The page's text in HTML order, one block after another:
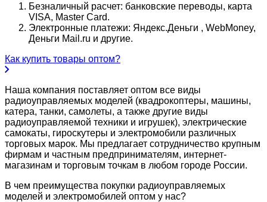
Безналичный расчет: банковские переводы, карта
VISA, Master Card.
Электронные платежи: Яндекс.Деньги , WebMoney,
Деньги Mail.ru и другие.
Как купить товары оптом?
Наша компания поставляет оптом все виды
радиоуправляемых моделей (квадрокоптеры, машины,
катера, танки, самолеты, а также другие виды
радиоуправляемой техники и игрушек), электрические
самокаты, гироскутеры и электромобили различных
торговых марок. Мы предлагает сотрудничество крупным
фирмам и частным предпринимателям, интернет-
магазинам и торговым точкам в любом городе России.
В чем преимущества покупки радиоуправляемых
моделей и электромобилей оптом у нас?